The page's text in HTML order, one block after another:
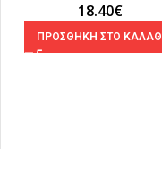
18.40€
ΠΡΟΣΘΗΚΗ ΣΤΟ ΚΑΛΑΘΙ